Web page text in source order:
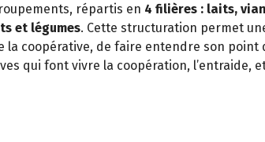
répartis en 4 filières : laits,
et légumes. Cette structuration permet
la coopérative, de faire entendre son point
qui font vivre la coopération, l’entraide,